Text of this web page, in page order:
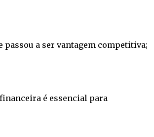
passou a ser vantagem competitiva;
é essencial para